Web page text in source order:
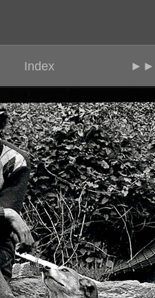
Index ►►